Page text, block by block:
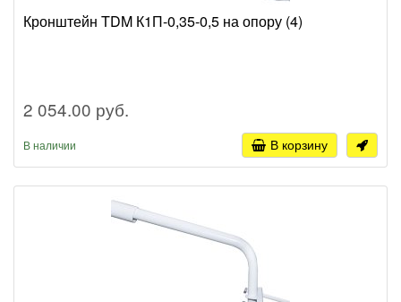
Кронштейн TDM К1П-0,35-0,5 на опору (4)
2 054.00 руб.
В наличии В корзину